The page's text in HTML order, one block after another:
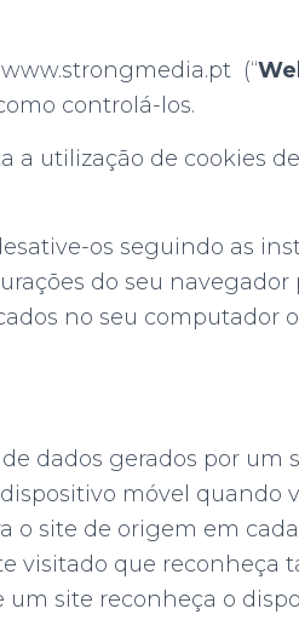
(“
controlá-los.
a utilização de cookies
os seguindo as
do seu navegador
no seu computador
dados gerados por um
móvel quando
o site de origem em
visitado que reconheça
site reconheça o